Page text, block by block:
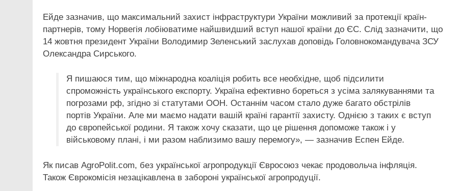
Ейде зазначив, що максимальний захист інфраструктури України можливий за протекції країн-
партнерів, тому Норвегія лобіюватиме найшвидший вступ нашої країни до ЄС. Слід зазначити, що
14 жовтня президент України Володимир Зеленський заслухав доповідь Головнокомандувача ЗСУ
Олександра Сирського.
Я пишаюся тим, що міжнародна коаліція робить все необхідне, щоб підсилити
спроможність українського експорту. Україна ефективно бореться з усіма залякуваннями та
погрозами рф, згідно зі статутами ООН. Останнім часом стало дуже багато обстрілів
портів України. Але ми маємо надати вашій країні гарантії захисту. Однією з таких є вступ
до європейської родини. Я також хочу сказати, що це рішення допоможе також і у
військовому плані, і ми разом наблизимо вашу перемогу», — зазначив Еспен Ейде.
Як писав AgroPolit.com, без української агропродукції Євросоюз чекає продовольча інфляція.
Також Єврокомісія незацікавлена в забороні української агропродуції.